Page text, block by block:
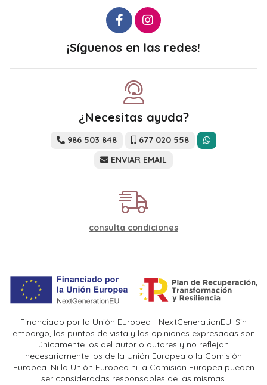
¡Síguenos en las redes!
¿Necesitas ayuda?
986 503 848
677 020 558
ENVIAR EMAIL
consulta condiciones
Financiado por la Unión Europea - NextGenerationEU. Sin
embargo, los puntos de vista y las opiniones expresadas son
únicamente los del autor o autores y no reflejan
necesariamente los de la Unión Europea o la Comisión
Europea. Ni la Unión Europea ni la Comisión Europea pueden
ser consideradas responsables de las mismas.